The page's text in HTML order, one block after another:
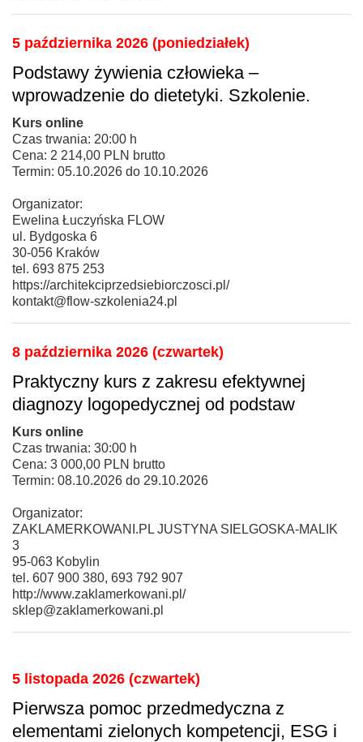
5 października 2026 (poniedziałek)
Podstawy żywienia człowieka –
wprowadzenie do dietetyki. Szkolenie.
Kurs online
Czas trwania: 20:00 h
Cena: 2 214,00 PLN brutto
Termin: 05.10.2026 do 10.10.2026
Organizator:
Ewelina Łuczyńska FLOW
ul. Bydgoska 6
30-056 Kraków
tel. 693 875 253
https://architekciprzedsiebiorczosci.pl/
kontakt@flow-szkolenia24.pl
8 października 2026 (czwartek)
Praktyczny kurs z zakresu efektywnej
diagnozy logopedycznej od podstaw
Kurs online
Czas trwania: 30:00 h
Cena: 3 000,00 PLN brutto
Termin: 08.10.2026 do 29.10.2026
Organizator:
ZAKLAMERKOWANI.PL JUSTYNA SIELGOSKA-MALIK
3
95-063 Kobylin
tel. 607 900 380, 693 792 907
http://www.zaklamerkowani.pl/
sklep@zaklamerkowani.pl
5 listopada 2026 (czwartek)
Pierwsza pomoc przedmedyczna z
elementami zielonych kompetencji, ESG i